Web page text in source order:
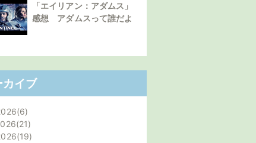
「エイリアン：アダムス」
感想 アダムスって誰だよ
カイブ
6
21
19